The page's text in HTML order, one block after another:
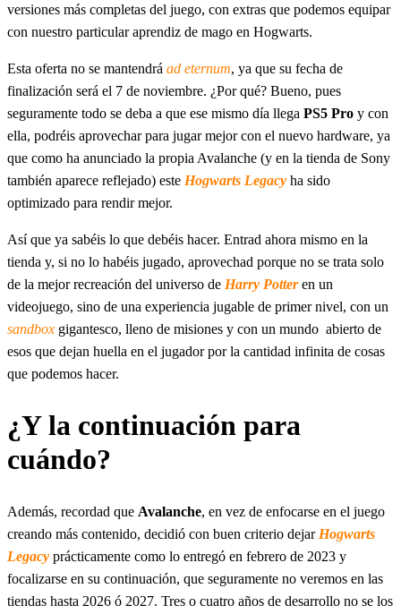
versiones más completas del juego, con extras que podemos equipar
con nuestro particular aprendiz de mago en Hogwarts.
Esta oferta no se mantendrá ad eternum, ya que su fecha de
finalización será el 7 de noviembre. ¿Por qué? Bueno, pues
seguramente todo se deba a que ese mismo día llega PS5 Pro y con
ella, podréis aprovechar para jugar mejor con el nuevo hardware, ya
que como ha anunciado la propia Avalanche (y en la tienda de Sony
también aparece reflejado) este Hogwarts Legacy ha sido
optimizado para rendir mejor.
Así que ya sabéis lo que debéis hacer. Entrad ahora mismo en la
tienda y, si no lo habéis jugado, aprovechad porque no se trata solo
de la mejor recreación del universo de Harry Potteren un
videojuego, sino de una experiencia jugable de primer nivel, con un
sandbox gigantesco, lleno de misiones y con un mundo abierto de
esos que dejan huella en el jugador por la cantidad infinita de cosas
que podemos hacer.
¿Y la continuación para
cuándo?
Además, recordad que Avalanche, en vez de enfocarse en el juego
creando más contenido, decidió con buen criterio dejar Hogwarts
Legacy prácticamente como lo entregó en febrero de 2023 y
focalizarse en su continuación, que seguramente no veremos en las
tiendas hasta 2026 ó 2027. Tres o cuatro años de desarrollo no se los